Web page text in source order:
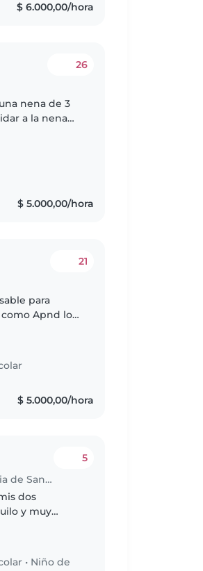
$ 6.000,00/hora
26
nena de 3
a la nena
$ 5.000,00/hora
21
para
Apnd los
$ 5.000,00/hora
Trabajo de cuidador en Rivadavia (Provincia de San Juan)
5
dos
y muy
• Niño de